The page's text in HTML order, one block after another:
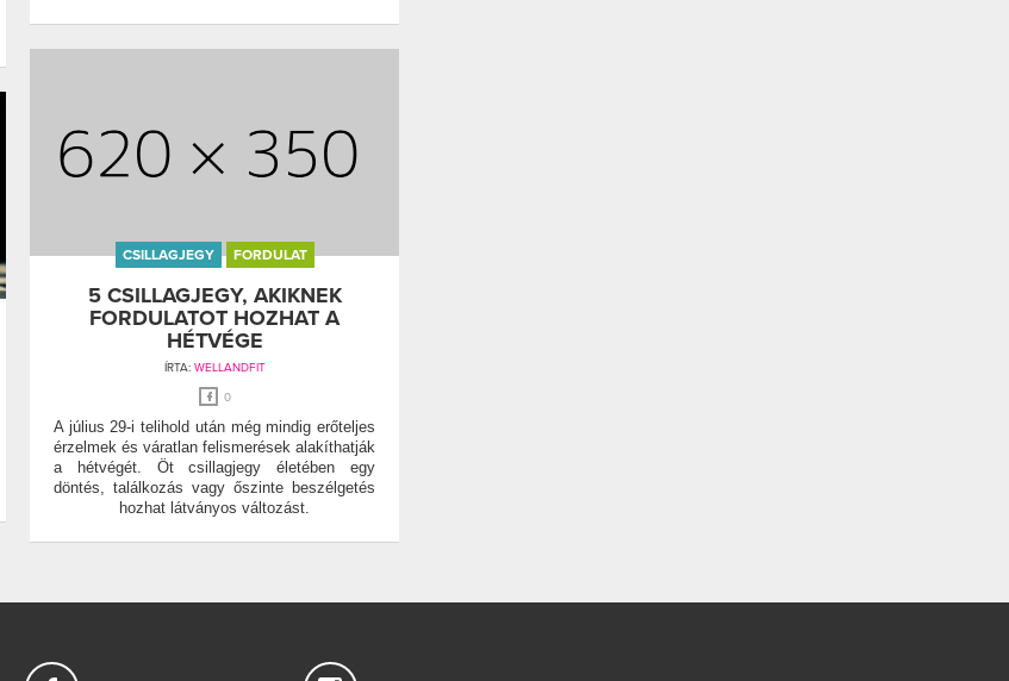
CSILLAGJEGY FORDULAT
5 CSILLAGJEGY, AKIKNEK
FORDULATOT HOZHAT A
HÉTVÉGE
ÍRTA: WELLANDFIT
0
A július 29-i telihold után még mindig erőteljes
érzelmek és váratlan felismerések alakíthatják
a hétvégét. Öt csillagjegy életében egy
döntés, találkozás vagy őszinte beszélgetés
hozhat látványos változást.